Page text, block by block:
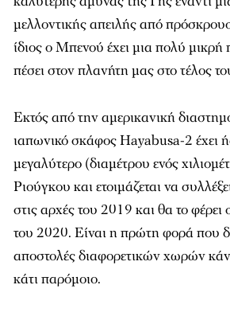
μελλοντικής απειλής από
ίδιος ο Μπενού έχει μια πολύ μικρή
πέσει στον πλανήτη μας στο τέλος
Εκτός από την αμερικανική
ιαπωνικό σκάφος Hayabusa-2 έχει
μεγαλύτερο (διαμέτρου ενός
Ριούγκου και ετοιμάζεται να
στις αρχές του 2019 και θα το φέρει
του 2020. Είναι η πρώτη φορά που
αποστολές διαφορετικών χωρών
κάτι παρόμοιο.